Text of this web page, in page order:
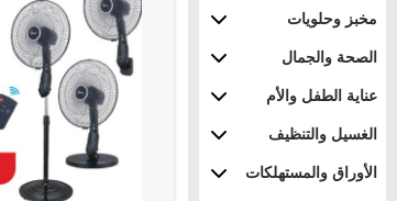
مخبز وحلويات
الصحة والجمال
عناية الطفل والأم
الغسيل والتنظيف
الأوراق والمستهلكات